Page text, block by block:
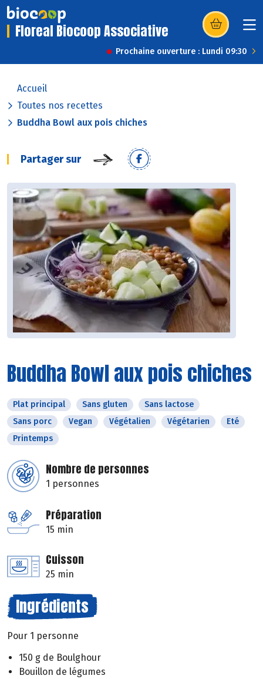
Floreal Biocoop Associative (s’ouvre dans
Prochaine ouverture : Lundi 09:30
Accueil
Toutes nos recettes
Buddha Bowl aux pois chiches
Partager sur
Buddha Bowl aux pois chiches
Plat principal Sans gluten
Sans lactose
Sans porc
Vegan Végétalien Végétarien
Eté
Printemps
Nombre de personnes
1 personnes
Préparation
15 min
Cuisson
25 min
Ingrédients
Pour 1 personne
150 g de Boulghour
Bouillon de légumes